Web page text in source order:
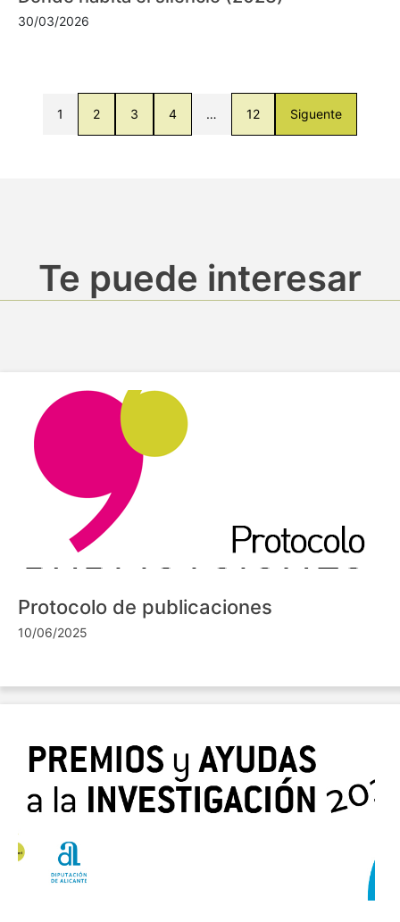
30/03/2026
1 2 3 4 … 12 Siguente
Te puede interesar
Protocolo de publicaciones
10/06/2025